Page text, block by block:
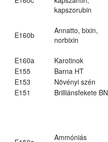
kapszorubin
E160b
Annatto, bixin,
norbixin
E160a
Karotinok
E155
Barna HT
E153
Növényi szén
E151
Brilliánsfekete BN
Ammóniás